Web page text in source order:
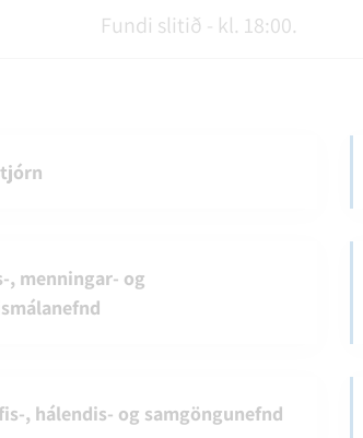
Fundi slitið - kl. 18:00.
, menningar- og
, hálendis- og samgöngunefnd